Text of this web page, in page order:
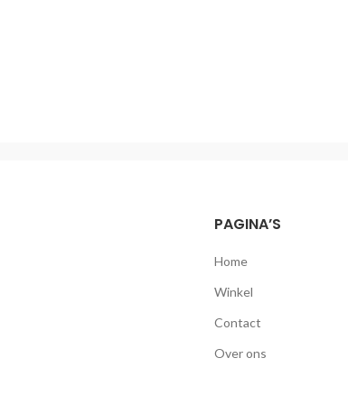
PAGINA’S
Home
Winkel
Contact
Over ons